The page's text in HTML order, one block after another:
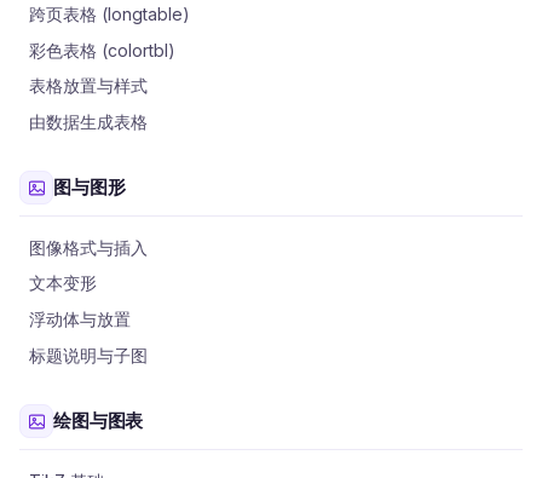
跨页表格 (longtable)
彩色表格 (colortbl)
表格放置与样式
由数据生成表格
图与图形
图像格式与插入
文本变形
浮动体与放置
标题说明与子图
绘图与图表